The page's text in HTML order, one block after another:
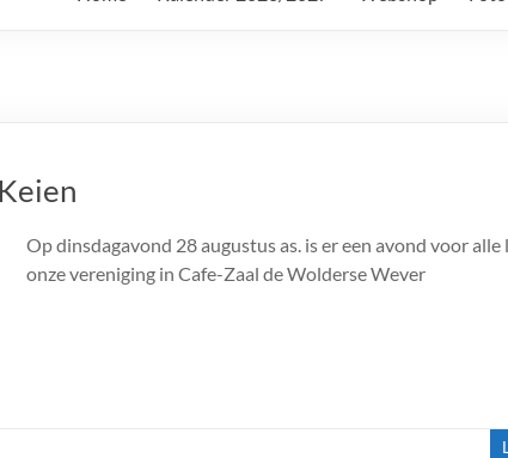
Op dinsdagavond 28 augustus as. is er een avond voor alle
onze vereniging in Cafe-Zaal de Wolderse Wever